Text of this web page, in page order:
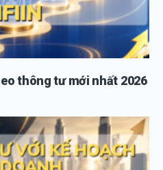
thông tư mới nhất 2026